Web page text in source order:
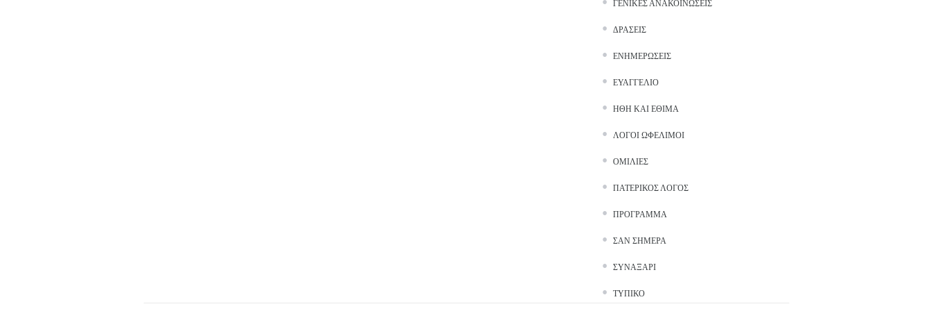
ΓΕΝΙΚΈΣ ΑΝΑΚΟΙΝΏΣΕΙΣ
ΔΡΆΣΕΙΣ
ΕΝΗΜΕΡΏΣΕΙΣ
ΕΥΑΓΓΈΛΙΟ
ΉΘΗ ΚΑΙ ΈΘΙΜΑ
ΛΌΓΟΙ ΩΦΈΛΙΜΟΙ
ΟΜΙΛΊΕΣ
ΠΑΤΕΡΙΚΌΣ ΛΌΓΟΣ
ΠΡΌΓΡΑΜΜΑ
ΣΑΝ ΣΉΜΕΡΑ
ΣΥΝΑΞΆΡΙ
ΤΥΠΙΚΌ